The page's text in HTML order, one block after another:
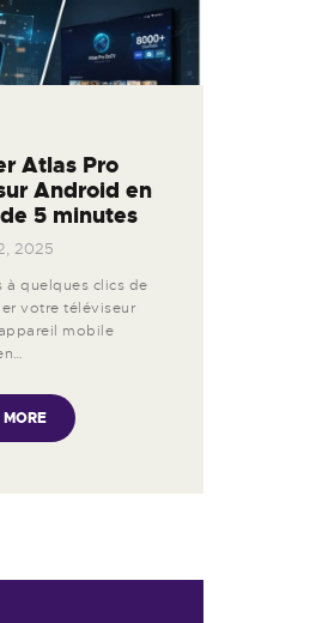
Atlas Pro
Android en
5 minutes
2025
à quelques clics de
votre téléviseur
mobile